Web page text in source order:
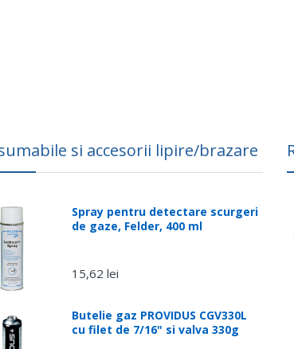
si accesorii lipire/brazare
Spray pentru detectare scurgeri
de gaze, Felder, 400 ml
15,62 lei
Butelie gaz PROVIDUS CGV330L
cu filet de 7/16" si valva 330g